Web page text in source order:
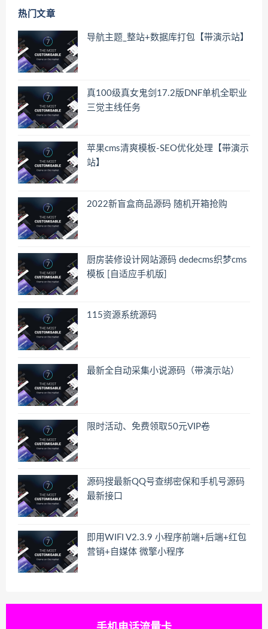
热门文章
导航主题_整站+数据库打包【带演示站】
真100级真女鬼剑17.2版DNF单机全职业
三觉主线任务
苹果cms清爽模板-SEO优化处理【带演示
站】
2022新盲盒商品源码 随机开箱抢购
厨房装修设计网站源码 dedecms织梦cms
模板 [自适应手机版]
115资源系统源码
最新全自动采集小说源码（带演示站）
限时活动、免费领取50元VIP卷
源码搜最新QQ号查绑密保和手机号源码
最新接口
即用WIFI V2.3.9 小程序前端+后端+红包
营销+自媒体 微擎小程序